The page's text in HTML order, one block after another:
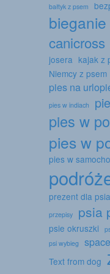
bałtyk z psem
canicross
josera kajak z
Niemcy z psem
pies na
pies w indiach
pies w
pies w
pies w
prezent dla
przepisy psia
psie okruszki
psi wybieg
Text from dog